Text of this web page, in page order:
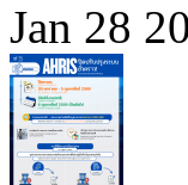
Jan 28